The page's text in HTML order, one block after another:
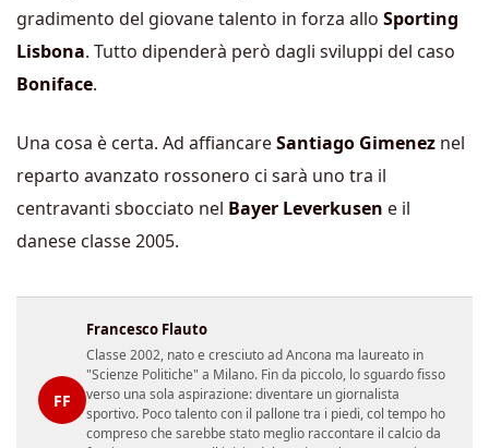
gradimento del giovane talento in forza allo Sporting
Lisbona. Tutto dipenderà però dagli sviluppi del caso
Boniface.
Una cosa è certa. Ad affiancareSantiago Gimenez nel
reparto avanzato rossonero ci sarà uno tra il
centravanti sbocciato nel Bayer Leverkusen e il
danese classe 2005.
FF
Francesco Flauto
Classe 2002, nato e cresciuto ad Ancona ma laureato in
"Scienze Politiche" a Milano. Fin da piccolo, lo sguardo fisso
verso una sola aspirazione: diventare un giornalista
sportivo. Poco talento con il pallone tra i piedi, col tempo ho
compreso che sarebbe stato meglio raccontare il calcio da